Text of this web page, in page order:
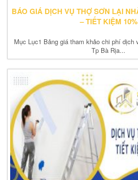
BÁO GIÁ DỊCH VỤ THỢ SƠN LẠI
– TIẾT KIỆM 10%
Mục Lục1 Bảng giá tham khảo chi phí dịch
Tp Bà Rịa...